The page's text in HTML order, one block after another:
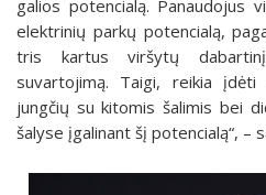
galios potencialą. Panaudojus
elektrinių parkų potencialą,
tris kartus viršytų
suvartojimą. Taigi, reikia
jungčių su kitomis šalimis bei
šalyse įgalinant šį potencialą“, –